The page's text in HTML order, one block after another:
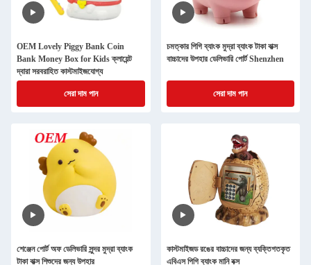
OEM Lovely Piggy Bank Coin
Bank Money Box for Kids ক্লায়েন্ট
দ্বারা সরবরাহিত কাস্টমাইজযোগ্য
সেরা দাম পান
চমত্কার পিগি ব্যাংক মুদ্রা ব্যাংক টাকা বাক্স
বাচ্চাদের উপহার ডেলিভারি পোর্ট Shenzhen
সেরা দাম পান
শেঞ্জেন পোর্ট অফ ডেলিভারি সুন্দর মুদ্রা ব্যাংক
টাকা বাক্স শিশুদের জন্য উপহার
কাস্টমাইজড রঙের বাচ্চাদের জন্য ব্যক্তিগতকৃত
এবিএস পিগি ব্যাংক মানি বক্স